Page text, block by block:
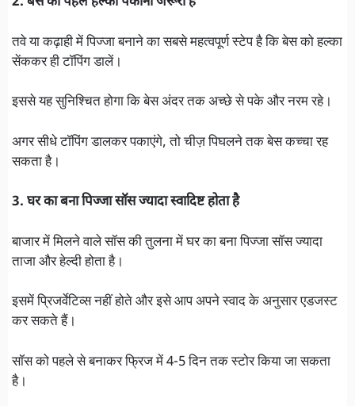
तवे या कढ़ाही में पिज्जा बनाने का सबसे महत्वपूर्ण स्टेप है कि बेस को हल्का
सेंककर ही टॉपिंग डालें।
इससे यह सुनिश्चित होगा कि बेस अंदर तक अच्छे से पके और नरम रहे।
अगर सीधे टॉपिंग डालकर पकाएंगे, तो चीज़ पिघलने तक बेस कच्चा रह
सकता है।
3. घर का बना पिज्जा सॉस ज्यादा स्वादिष्ट होता है
बाजार में मिलने वाले सॉस की तुलना में घर का बना पिज्जा सॉस ज्यादा
ताजा और हेल्दी होता है।
इसमें प्रिजर्वेटिव्स नहीं होते और इसे आप अपने स्वाद के अनुसार एडजस्ट
कर सकते हैं।
सॉस को पहले से बनाकर फ्रिज में 4-5 दिन तक स्टोर किया जा सकता
है।